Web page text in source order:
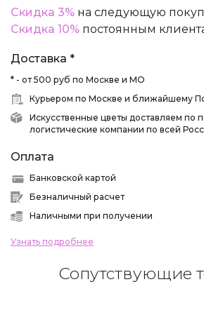
Скидка 3% на следующую
Скидка 10% постоянным
Доставка *
* - от 500 руб по Москве и МО
Курьером по Москве и ближайшему
Искусственные цветы доставляем по
логистические компании по всей
Оплата
Банковской картой
Безналичный расчет
Наличными при получении
Узнать подробнее
Сопутствующие